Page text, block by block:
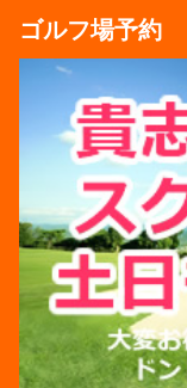
ゴルフ場予約